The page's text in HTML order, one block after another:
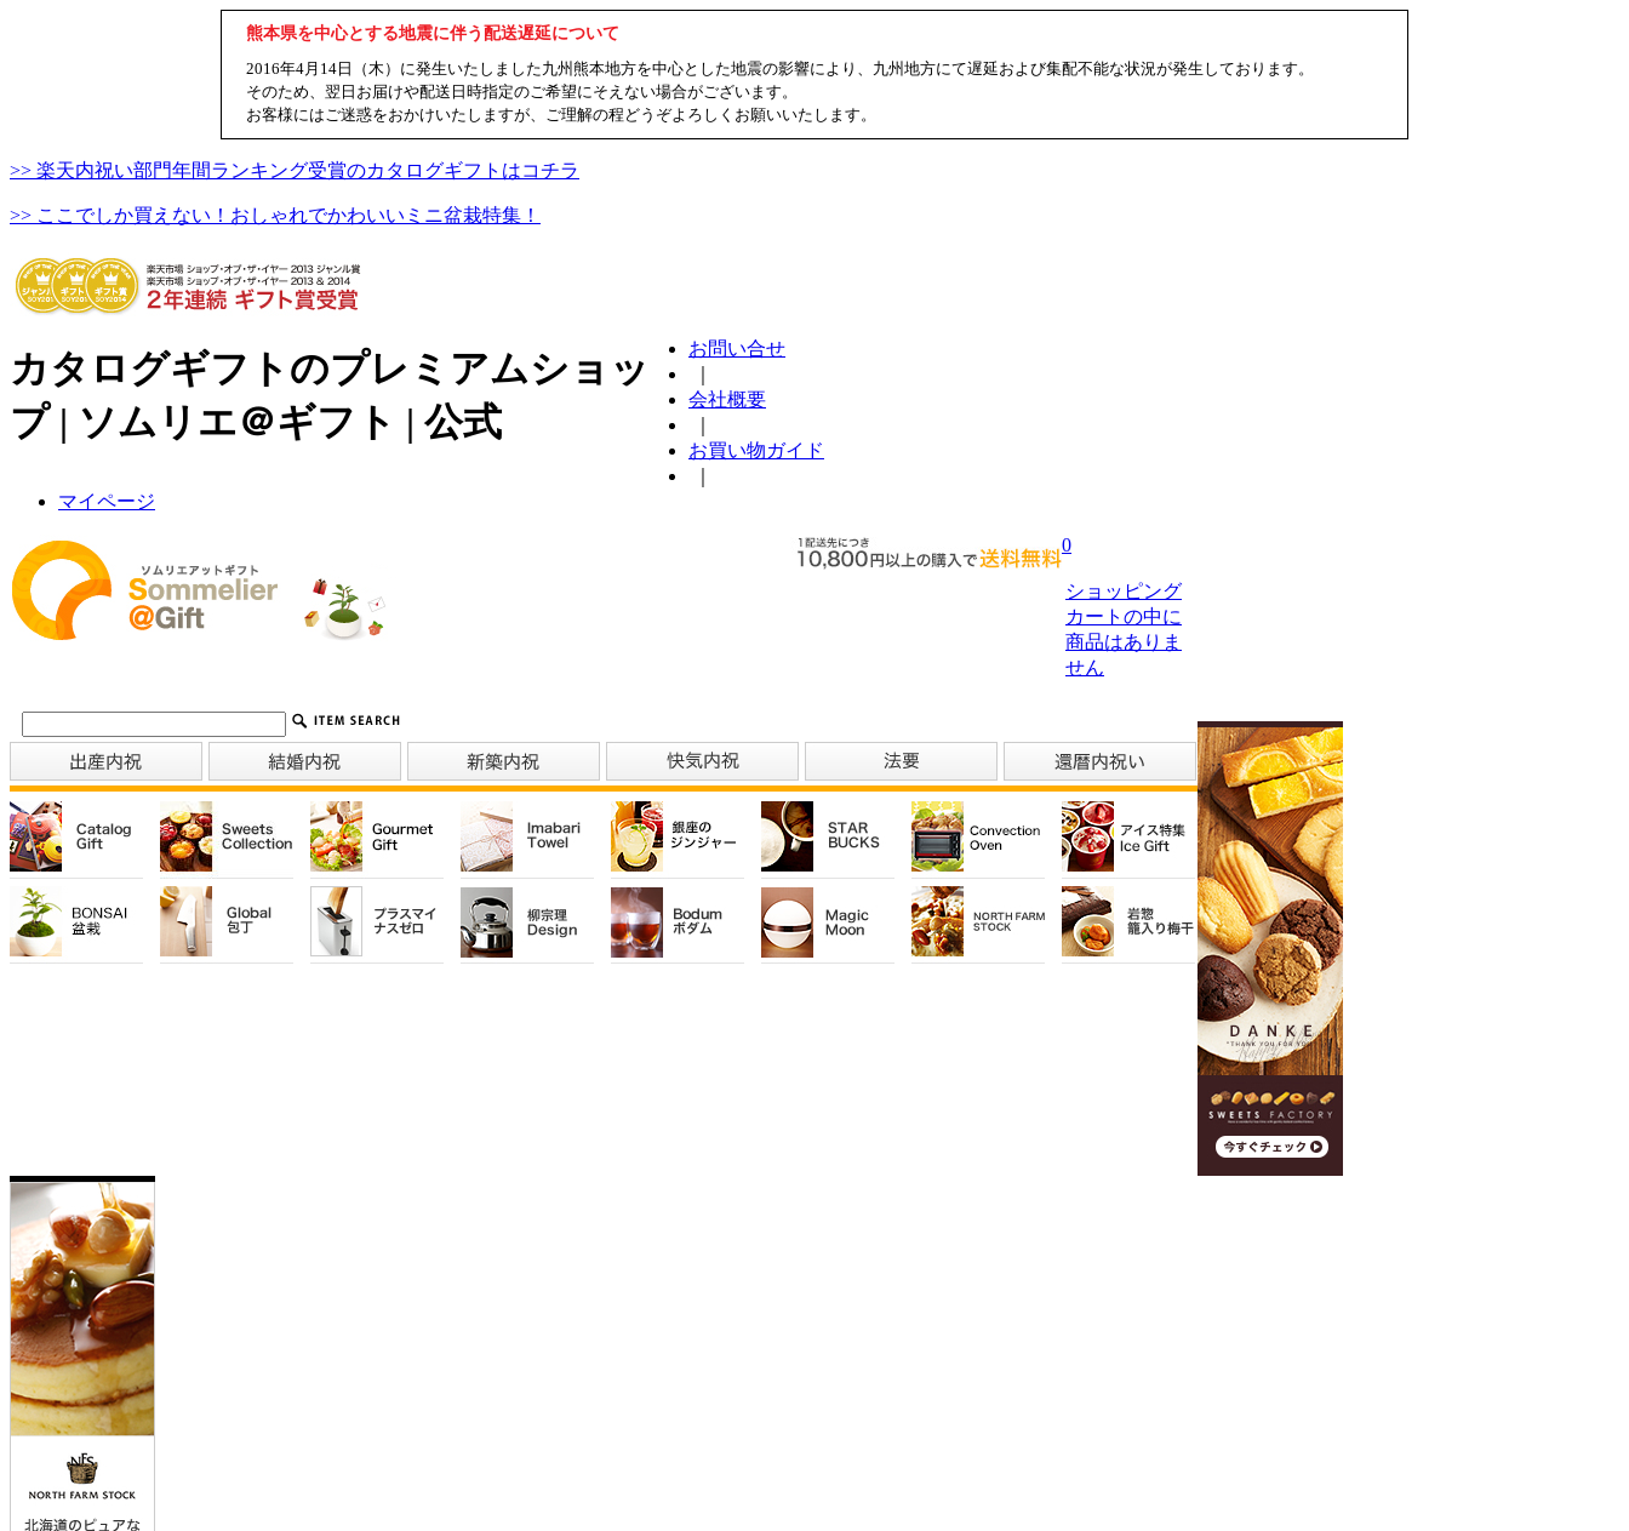
熊本県を中心とする地震に伴う配送遅延について
2016年4月14日（木）に発生いたしました九州熊本地方を中心とした地震の影響により、九州地方にて遅延および集配不能な状況が発生しております。
そのため、翌日お届けや配送日時指定のご希望にそえない場合がございます。
お客様にはご迷惑をおかけいたしますが、ご理解の程どうぞよろしくお願いいたします。
>> 楽天内祝い部門年間ランキング受賞のカタログギフトはコチラ
>> ここでしか買えない！おしゃれでかわいいミニ盆栽特集！
カタログギフトのプレミアムショッ
プ | ソムリエ＠ギフト | 公式
お問い合せ
会社概要
お買い物ガイド
マイページ
0
ショッピング
カートの中に
商品はありま
せん